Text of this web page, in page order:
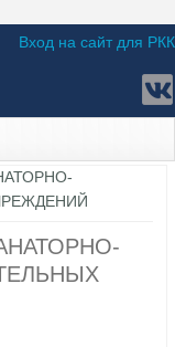
Вход на сайт для РКК